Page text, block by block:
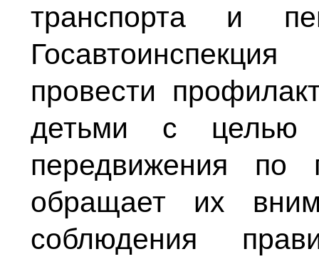
транспорта и
провести
детьми с целью
передвижения по
обращает их
соблюдения